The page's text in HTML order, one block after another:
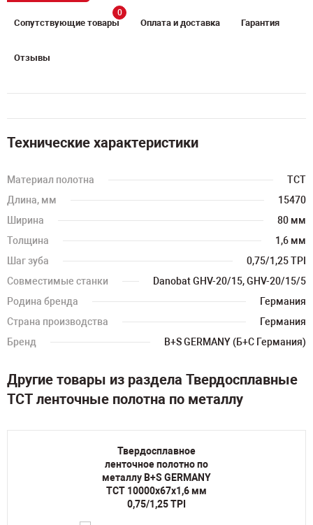
Сопутствующие товары
0
Оплата и доставка Гарантия
Отзывы
Технические характеристики
Материал полотна
TCT
Длина, мм
15470
Ширина
80 мм
Толщина
1,6 мм
Шаг зуба
0,75/1,25 TPI
Совместимые станки
Danobat GHV-20/15, GHV-20/15/5
Родина бренда
Германия
Страна производства
Германия
Бренд
B+S GERMANY (Б+С Германия)
Другие товары из раздела Твердосплавные
TCT ленточные полотна по металлу
Твердосплавное
ленточное полотно по
металлу B+S GERMANY
TCT 10000х67х1,6 мм
0,75/1,25 TPI